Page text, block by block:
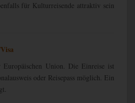
für Kulturreisende attraktiv sein
Europäischen Union. Die Einreise ist
oder Reisepass möglich. Ein